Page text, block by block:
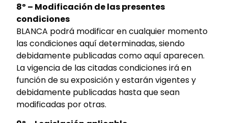
8º – Modificación de las presentes
condiciones
BLANCA podrá modificar en cualquier momento
las condiciones aquí determinadas, siendo
debidamente publicadas como aquí aparecen.
La vigencia de las citadas condiciones irá en
función de su exposición y estarán vigentes y
debidamente publicadas hasta que sean
modificadas por otras.